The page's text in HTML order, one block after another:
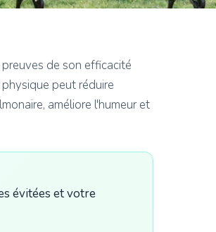
de son efficacité
peut réduire
améliore l'humeur et
évitées et votre